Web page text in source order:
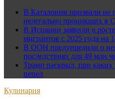
В Каталонии призвали не
нелегально проникших в
В Испании заявили о
мигрантов с 2025 года на
В ООН предупредили о
последствиях для 49 млн
Трамп раскрыл, при
пепел
Кулинария